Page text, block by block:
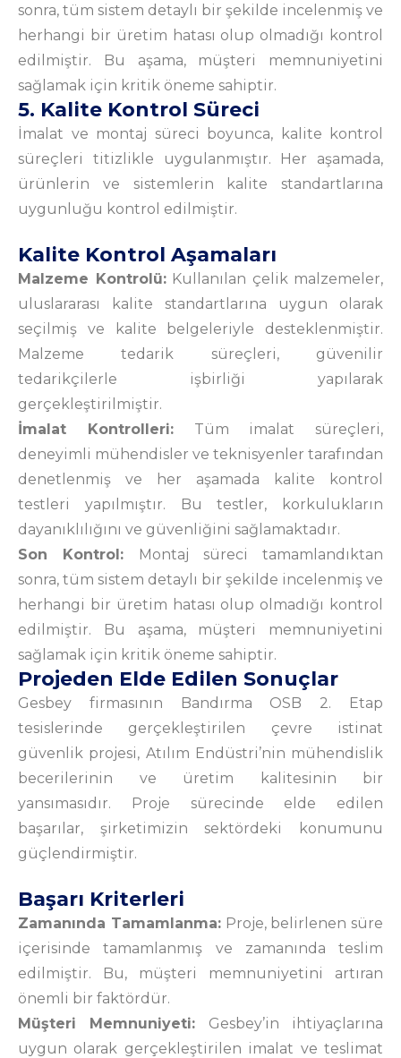
sonra, tüm sistem detaylı bir şekilde incelenmiş ve
herhangi bir üretim hatası olup olmadığı kontrol
edilmiştir. Bu aşama, müşteri memnuniyetini
sağlamak için kritik öneme sahiptir.
5. Kalite Kontrol Süreci
İmalat ve montaj süreci boyunca, kalite kontrol
süreçleri titizlikle uygulanmıştır. Her aşamada,
ürünlerin ve sistemlerin kalite standartlarına
uygunluğu kontrol edilmiştir.
Kalite Kontrol Aşamaları
Malzeme Kontrolü:Kullanılan çelik malzemeler,
uluslararası kalite standartlarına uygun olarak
seçilmiş ve kalite belgeleriyle desteklenmiştir.
Malzeme tedarik süreçleri, güvenilir
tedarikçilerle işbirliği yapılarak
gerçekleştirilmiştir.
İmalat Kontrolleri:Tüm imalat süreçleri,
deneyimli mühendisler ve teknisyenler tarafından
denetlenmiş ve her aşamada kalite kontrol
testleri yapılmıştır. Bu testler, korkulukların
dayanıklılığını ve güvenliğini sağlamaktadır.
Son Kontrol: Montaj süreci tamamlandıktan
sonra, tüm sistem detaylı bir şekilde incelenmiş ve
herhangi bir üretim hatası olup olmadığı kontrol
edilmiştir. Bu aşama, müşteri memnuniyetini
sağlamak için kritik öneme sahiptir.
Projeden Elde Edilen Sonuçlar
Gesbey firmasının Bandırma OSB 2. Etap
tesislerinde gerçekleştirilen çevre istinat
güvenlik projesi, Atılım Endüstri’nin mühendislik
becerilerinin ve üretim kalitesinin bir
yansımasıdır. Proje sürecinde elde edilen
başarılar, şirketimizin sektördeki konumunu
güçlendirmiştir.
Başarı Kriterleri
Zamanında Tamamlanma:Proje, belirlenen süre
içerisinde tamamlanmış ve zamanında teslim
edilmiştir. Bu, müşteri memnuniyetini artıran
önemli bir faktördür.
Müşteri Memnuniyeti: Gesbey’in ihtiyaçlarına
uygun olarak gerçekleştirilen imalat ve teslimat